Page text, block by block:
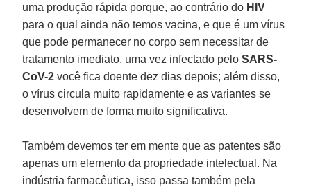
uma produção rápida porque, ao contrário do HIV
para o qual ainda não temos vacina, e que é um vírus
que pode permanecer no corpo sem necessitar de
tratamento imediato, uma vez infectado peloSARS-
CoV-2 você fica doente dez dias depois; além disso,
o vírus circula muito rapidamente e as variantes se
desenvolvem de forma muito significativa.
Também devemos ter em mente que as patentes são
apenas um elemento da propriedade intelectual. Na
indústria farmacêutica, isso passa também pela